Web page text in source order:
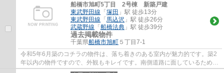
船橋市旭町5丁目 2号棟 新築戸建
東武野田線 「 塚田 」駅 徒歩13分
東武野田線 「 馬込沢 」駅 徒歩26分
武蔵野線 「 船橋法典 」駅 徒歩39分
過去掲載物件
千葉県船橋市旭町 ５丁目7-1
令和5年6月築のコチラの物件は、落ち着きのある室内が魅力的です。築2
年以内の物件ですので、外観もキレイです。南側道路に面しているため、
日当たりを確保する事が出来ます。駅まで徒...